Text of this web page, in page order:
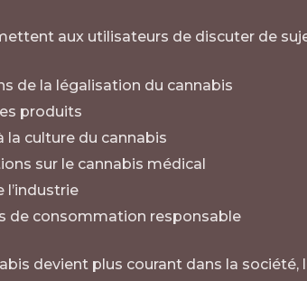
aux utilisateurs de discuter de
de la légalisation du cannabis
produits
la culture du cannabis
sur le cannabis médical
l’industrie
de consommation responsable
devient plus courant dans la